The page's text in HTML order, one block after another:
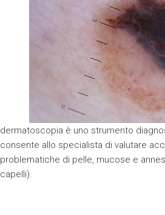
dermatoscopia è uno strumento
consente allo specialista di valutare
problematiche di pelle, mucose e
capelli).